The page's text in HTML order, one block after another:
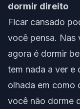
dormir direito
Ficar cansado
você pensa. Nas
agora é dormir
tem nada a ver e
olhada em como
você não dorme